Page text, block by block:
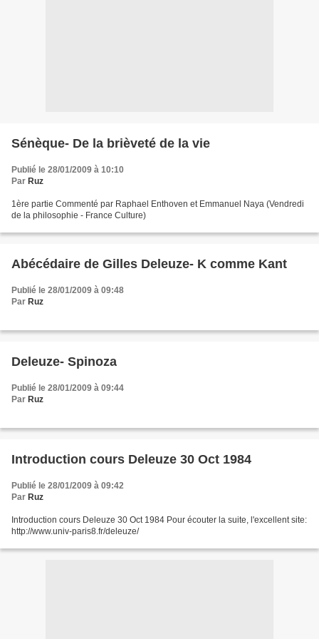
Sénèque- De la brièveté de la vie
Publié le 28/01/2009 à 10:10
Par Ruz
1ère partie Commenté par Raphael Enthoven et Emmanuel Naya (Vendredi
de la philosophie - France Culture)
Abécédaire de Gilles Deleuze- K comme Kant
Publié le 28/01/2009 à 09:48
Par Ruz
Deleuze- Spinoza
Publié le 28/01/2009 à 09:44
Par Ruz
Introduction cours Deleuze 30 Oct 1984
Publié le 28/01/2009 à 09:42
Par Ruz
Introduction cours Deleuze 30 Oct 1984 Pour écouter la suite, l'excellent site:
http://www.univ-paris8.fr/deleuze/